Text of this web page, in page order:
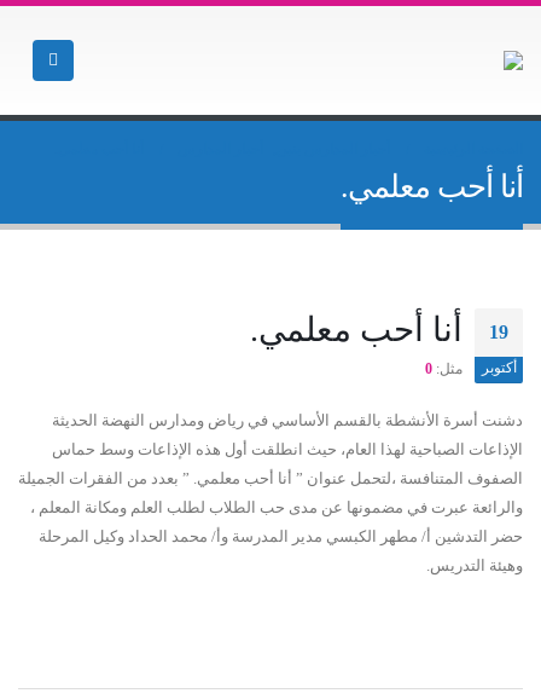
أنا أحب معلمي.
19
أكتوبر
أنا أحب معلمي.
مثل: 0
دشنت أسرة اﻷنشطة بالقسم الأساسي في رياض ومدارس النهضة الحديثة
اﻹذاعات الصباحية لهذا العام، حيث انطلقت أول هذه اﻹذاعات وسط حماس
الصفوف المتنافسة ،لتحمل عنوان ” أنا أحب معلمي. ” بعدد من الفقرات الجميلة
والرائعة عبرت في مضمونها عن مدى حب الطلاب لطلب العلم ومكانة المعلم ،
حضر التدشين أ/ مطهر الكبسي مدير المدرسة وأ/ محمد الحداد وكيل المرحلة
وهيئة التدريس.